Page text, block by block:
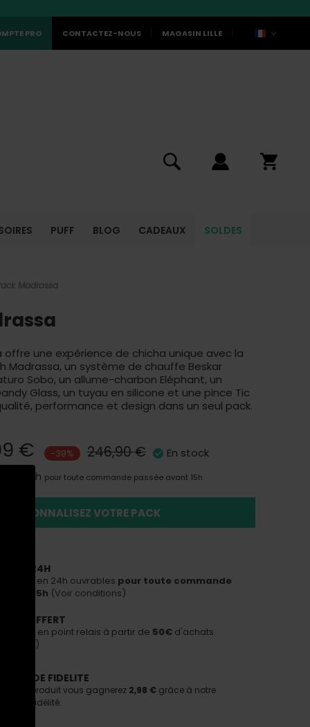
MAGASIN LILLE
CONTACTEZ-NOUS
PRO
PUFF BLOG CADEAUX SOLDES
Madrassa
offre une expérience de chicha unique avec la
Madrassa, un système de chauffe Beskar
Sobo, un allume-charbon Eléphant, un
Glass, un tuyau en silicone et une pince Tic
performance et design dans un seul pack.
€ -39% 246,90 € En stock
24h pour toute commande passée avant 15h
PERSONNALISEZ VOTRE PACK
EN 24H
livrer en 24h ouvrables pour toute commande
15h (Voir conditions)
OFFERT
offerte en point relais à partir de 50€ d'achats.
DE FIDELITE
ce produit vous gagnerez 2,98 € grâce à notre
de fidélité.